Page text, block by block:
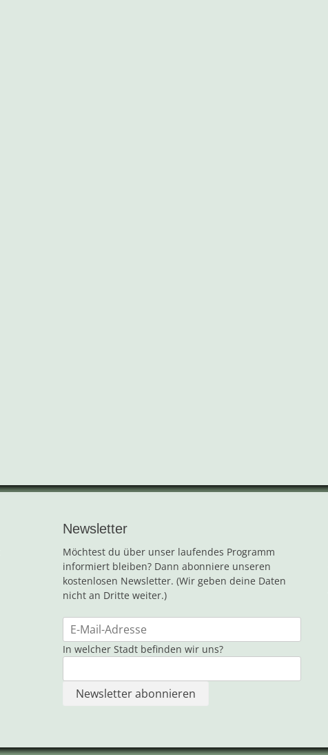
Newsletter
Möchtest du über unser laufendes Programm
informiert bleiben? Dann abonniere unseren
kostenlosen Newsletter. (Wir geben deine Daten
nicht an Dritte weiter.)
In welcher Stadt befinden wir uns?